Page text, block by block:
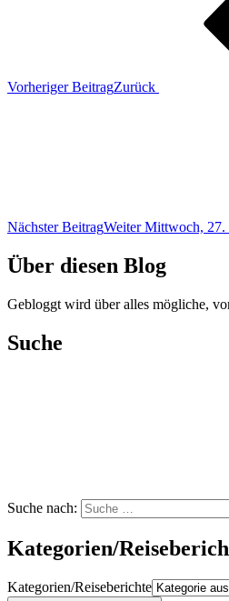
Vorheriger BeitragZurück
Nächster BeitragWeiter Mittwoch, 27.
Über diesen Blog
Gebloggt wird über alles mögliche,
Suche
Suche nach:
Kategorien/
Kategorien/Reiseberichte